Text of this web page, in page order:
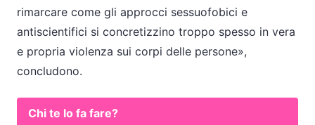
rimarcare come gli approcci sessuofobici e
antiscientifici si concretizzino troppo spesso in vera
e propria violenza sui corpi delle persone ,
concludono.
Chi te lo fa fare?